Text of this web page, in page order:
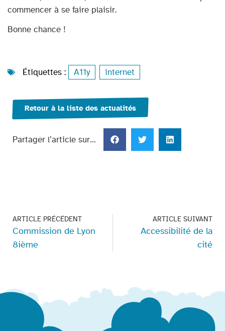
commencer à se faire plaisir.
Bonne chance !
Étiquettes : A11y internet
Retour à la liste des actualités
Partager l’article sur…
ARTICLE PRÉCÉDENT
Commission de Lyon
8ième
ARTICLE SUIVANT
Accessibilité de la
cité